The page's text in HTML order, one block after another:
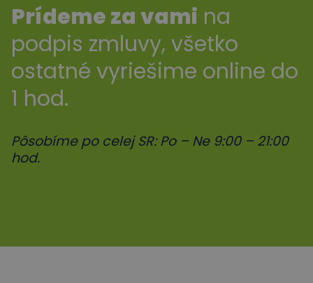
Prídeme za vami na
podpis zmluvy, všetko
ostatné vyriešime online do
1 hod.
Pôsobíme po celej SR: Po – Ne 9:00 – 21:00
hod.